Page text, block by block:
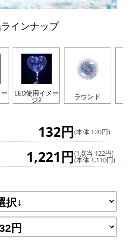
インナップ
LED使用イメー
ジ2 ラウンド
132円(本体 120円)
1,221円(1点当 122円)
(本体 1,110円)